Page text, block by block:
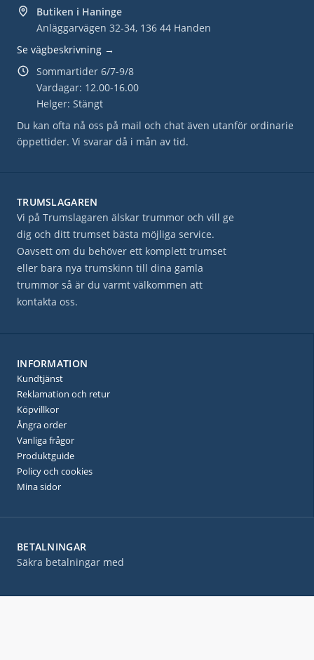
Butiken i Haninge
Anläggarvägen 32-34, 136 44 Handen
Se vägbeskrivning →
Sommartider 6/7-9/8
Vardagar: 12.00-16.00
Helger: Stängt
Du kan ofta nå oss på mail och chat även utanför ordinarie
öppettider. Vi svarar då i mån av tid.
BETALNINGAR
Säkra betalningar med
TRUMSLAGAREN
Vi på Trumslagaren älskar trummor och vill ge
dig och ditt trumset bästa möjliga service.
Oavsett om du behöver ett komplett trumset
eller bara nya trumskinn till dina gamla
trummor så är du varmt välkommen att
kontakta oss.
INFORMATION
Kundtjänst
Reklamation och retur
Köpvillkor
Ångra order
Vanliga frågor
Produktguide
Policy och cookies
Mina sidor